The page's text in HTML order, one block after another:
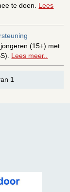
te doen. Lees
(15+) met
Lees meer..
1